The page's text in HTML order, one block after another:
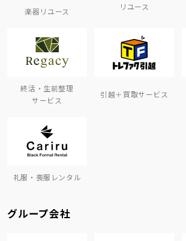
楽器リユース
リユース
終活・生前整理
サービス
引越＋買取サービス
礼服・喪服レンタル
グループ会社